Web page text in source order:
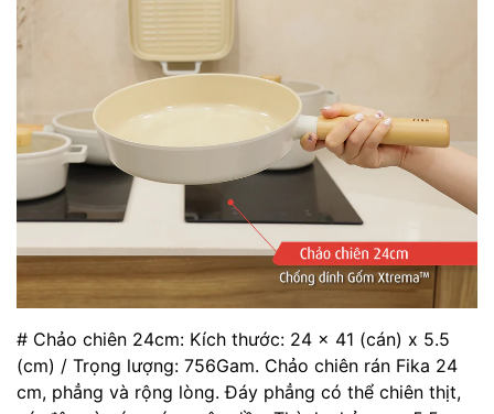
# Chảo chiên 24cm: Kích thước: 24 x 41 (cán) x 5.5
(cm) / Trọng lượng: 756Gam. Chảo chiên rán Fika 24
cm, phẳng và rộng lòng. Đáy phẳng có thể chiên thịt,